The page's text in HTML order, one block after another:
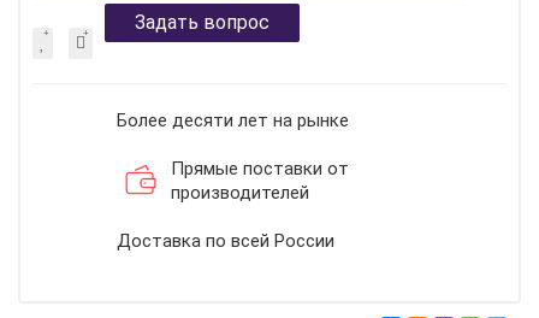
Задать вопрос
Более десяти лет на рынке
Прямые поставки от
производителей
Доставка по всей России